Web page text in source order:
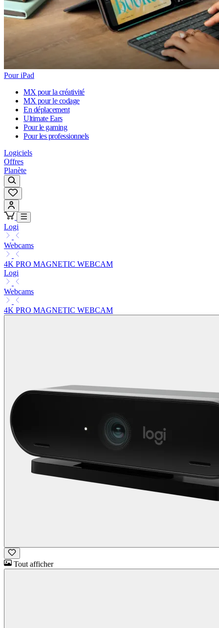
Pour iPad
MX pour la créativité
MX pour le codage
En déplacement
Ultimate Ears
Pour le gaming
Pour les professionnels
Logiciels
Offres
Planète
Logi
Webcams
4K PRO MAGNETIC WEBCAM
Logi
Webcams
4K PRO MAGNETIC WEBCAM
Tout afficher